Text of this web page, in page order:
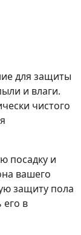
для защиты
и влаги.
чистого
посадку и
вашего
защиту пола
его в